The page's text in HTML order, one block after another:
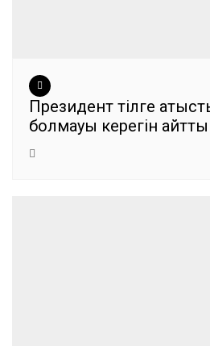
Президент тілге
болмауы керегін айтты